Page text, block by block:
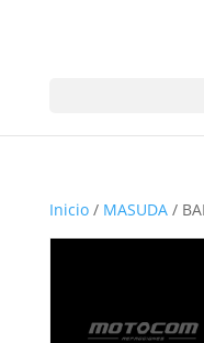
Inicio/ MASUDA/